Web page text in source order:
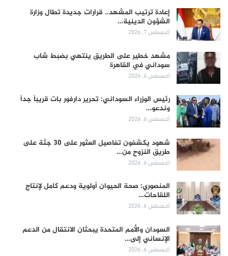
إعادة ترتيب المشهد.. قرارات جديدة تطال وزارة
الشؤون الدينية…
أغسطس 7, 2026
مشهد خطير على الطريق ينتهي بضبط شاب
سوداني في القاهرة
أغسطس 6, 2026
رئيس الوزراء السوداني: تحرير دارفور بات قريباً جداً
وندعو…
أغسطس 6, 2026
شهود يكشفون تفاصيل العثور على 30 جثة على
طريق النزوح من…
أغسطس 6, 2026
المنصوري: صحة الحيوان أولوية ودعم كامل لإنتاج
اللقاحات…
أغسطس 6, 2026
السودان والأمم المتحدة يبحثان الانتقال من الدعم
الإنساني إلى…
أغسطس 6, 2026